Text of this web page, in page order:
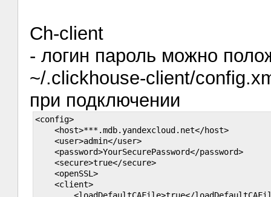
Ch-client
- логин пароль можно
~/.clickhouse-client/
при подключении
<config>
    <host>***.mdb.yandexcloud.net</host>
    <user>admin</user>
    <password>YourSecurePassword</password>
    <secure>true</secure>
    <openSSL>
    <client>